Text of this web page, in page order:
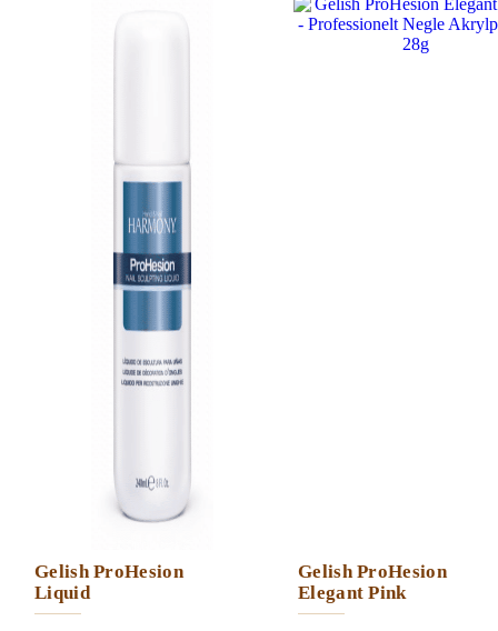
Gelish ProHesion
Liquid
Gelish ProHesion
Elegant Pink